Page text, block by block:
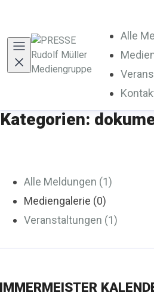
Alle
Kategorien:
Alle Meldungen (1)
Mediengalerie (0)
Veranstaltungen (1)